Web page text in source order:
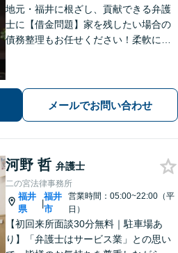
地元・福井に根ざし、貢献できる弁護
士に【借金問題】家を残したい場合の
債務整理もお任せください！柔軟に対
続・相続放棄ご相談ください
メールでお問い合わせ
河野 哲 弁護士
二の宮法律事務所
福井
県
|
福井
市
営業時間：05:00~22:00（平
日）
【初回来所面談30分無料｜駐車場あ
り】「弁護士はサービス業」との思い